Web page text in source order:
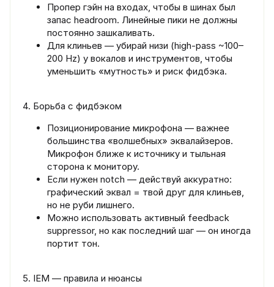
Пропер гэйн на входах, чтобы в шинах был
запас headroom. Линейные пики не должны
постоянно зашкаливать.
Для клиньев — убирай низи (high-pass ~100–
200 Hz) у вокалов и инструментов, чтобы
уменьшить «мутность» и риск фидбэка.
4. Борьба с фидбэком
Позиционирование микрофона — важнее
большинства «волшебных» эквалайзеров.
Микрофон ближе к источнику и тыльная
сторона к монитору.
Если нужен notch — действуй аккуратно:
графический эквал = твой друг для клиньев,
но не руби лишнего.
Можно использовать активный feedback
suppressor, но как последний шаг — он иногда
портит тон.
5. IEM — правила и нюансы